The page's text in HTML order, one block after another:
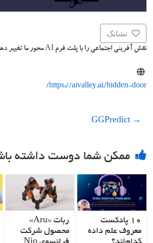
نشانک
نقش آفرینی اجتماعی را با پلت فرم AI محور ما تغییر دهید!
https://aivalley.ai/hidden-door/
→
GGPredict
ممکن شما دوست داشته
۱۰ پادکست
معروف علم داده
ربات «Aru»
محصول شرکت